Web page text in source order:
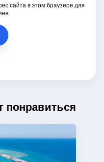
сайта в этом браузере для
понравиться